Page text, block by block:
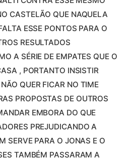
CASTELÃO QUE NAQUELA
ESSE PONTOS PARA O
RESULTADOS
A SÉRIE DE EMPATES QUE O
, PORTANTO INSISTIR
QUER FICAR NO TIME
PROPOSTAS DE OUTROS
EMBORA DO QUE
PREJUDICANDO A
SERVE PARA O JONAS E O
TAMBÉM PASSARAM A